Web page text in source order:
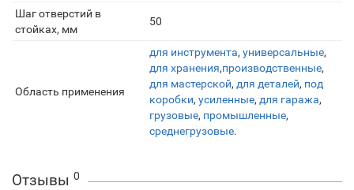
Шаг отверстий в
стойках, мм
50
Область применения
для инструмента, универсальные,
для хранения,производственные,
для мастерской, для деталей, под
коробки, усиленные, для гаража,
грузовые, промышленные,
среднегрузовые.
Отзывы 0